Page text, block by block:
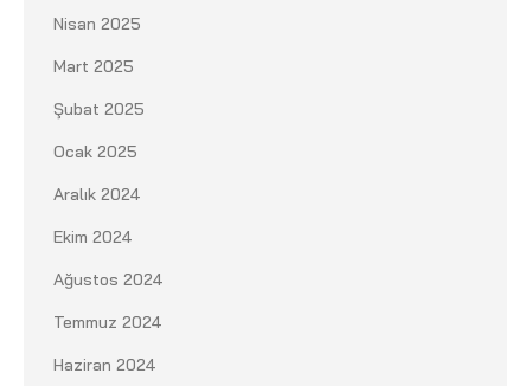
Nisan 2025
Mart 2025
Şubat 2025
Ocak 2025
Aralık 2024
Ekim 2024
Ağustos 2024
Temmuz 2024
Haziran 2024